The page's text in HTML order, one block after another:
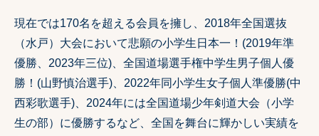
現在では170名を超える会員を擁し、2018年全国選抜
（水戸）大会において悲願の小学生日本一！(2019年準
優勝、2023年三位)、全国道場選手権中学生男子個人優
勝！(山野慎治選手)、2022年同小学生女子個人準優勝(中
西彩歌選手)、2024年には全国道場少年剣道大会（小学
生の部）に優勝するなど、全国を舞台に輝かしい実績を